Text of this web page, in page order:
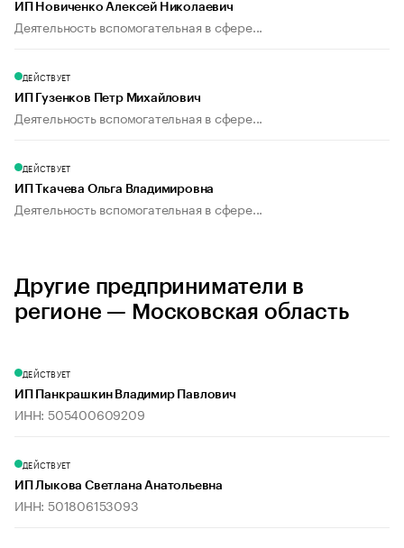
ИП Новиченко Алексей Николаевич
Деятельность вспомогательная в сфере...
ДЕЙСТВУЕТ
ИП Гузенков Петр Михайлович
Деятельность вспомогательная в сфере...
ДЕЙСТВУЕТ
ИП Ткачева Ольга Владимировна
Деятельность вспомогательная в сфере...
Другие предприниматели в
регионе — Московская область
ДЕЙСТВУЕТ
ИП Панкрашкин Владимир Павлович
ИНН: 505400609209
ДЕЙСТВУЕТ
ИП Лыкова Светлана Анатольевна
ИНН: 501806153093